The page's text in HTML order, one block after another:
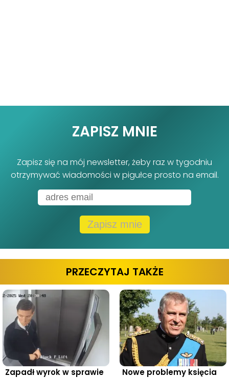
ZAPISZ MNIE
Zapisz się na mój newsletter, żeby raz w tygodniu
otrzymywać wiadomości w pigułce prosto na email.
Zapisz mnie
PRZECZYTAJ TAKŻE
Zapadł wyrok w sprawie
Nowe problemy księcia